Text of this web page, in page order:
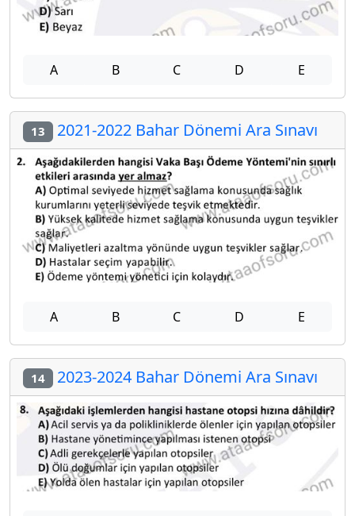
A B C D E
13 2021-2022 Bahar Dönemi Ara Sınavı
A B C D E
14 2023-2024 Bahar Dönemi Ara Sınavı